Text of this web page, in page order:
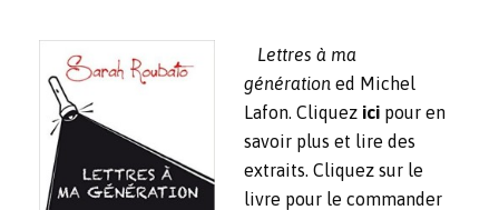
Lettres à ma
génération ed Michel
Lafon. Cliquez ici pour en
savoir plus et lire des
extraits. Cliquez sur le
livre pour le commander